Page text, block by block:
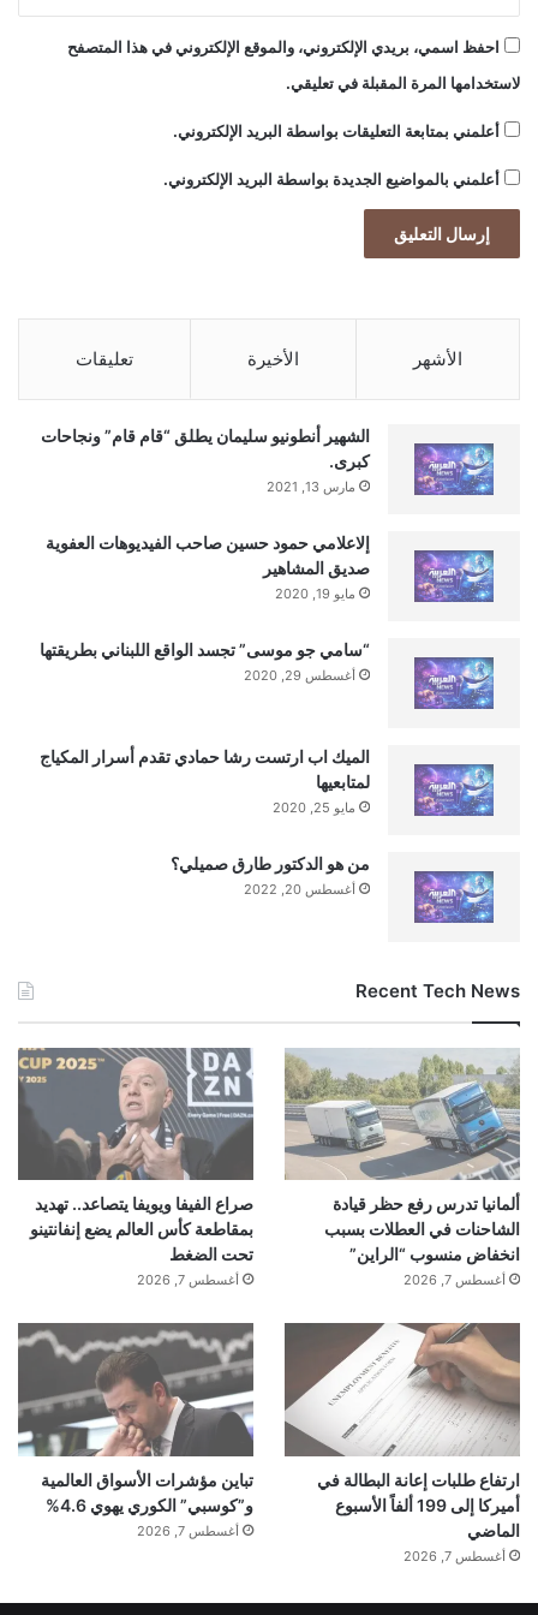
احفظ اسمي، بريدي الإلكتروني، والموقع الإلكتروني في هذا المتصفح
لاستخدامها المرة المقبلة في تعليقي.
أعلمني بمتابعة التعليقات بواسطة البريد الإلكتروني.
أعلمني بالمواضيع الجديدة بواسطة البريد الإلكتروني.
الأشهر الأخيرة تعليقات
الشهير أنطونيو سليمان يطلق “قام قام” ونجاحات
كبرى.
مارس 13, 2021
إلاعلامي حمود حسين صاحب الفيديوهات العفوية
صديق المشاهير
مايو 19, 2020
“سامي جو موسى” تجسد الواقع اللبناني بطريقتها
أغسطس 29, 2020
الميك اب ارتست رشا حمادي تقدم أسرار المكياج
لمتابعيها
مايو 25, 2020
من هو الدكتور طارق صميلي؟
أغسطس 20, 2022
Recent Tech News
ألمانيا تدرس رفع حظر قيادة
الشاحنات في العطلات بسبب
انخفاض منسوب “الراين”
أغسطس 7, 2026
صراع الفيفا ويويفا يتصاعد.. تهديد
بمقاطعة كأس العالم يضع إنفانتينو
تحت الضغط
أغسطس 7, 2026
ارتفاع طلبات إعانة البطالة في
أميركا إلى 199 ألفاً الأسبوع
الماضي
أغسطس 7, 2026
تباين مؤشرات الأسواق العالمية
و”كوسبي” الكوري يهوي 4.6%
أغسطس 7, 2026